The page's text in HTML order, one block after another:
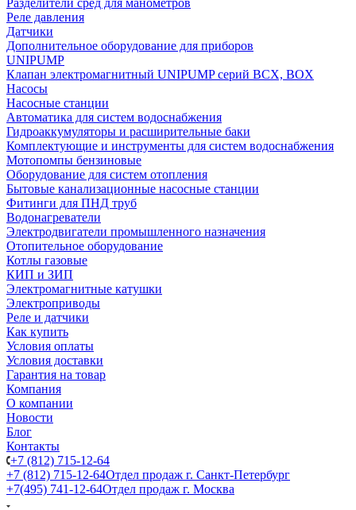
Разделители сред для манометров
Реле давления
Датчики
Дополнительное оборудование для приборов
UNIPUMP
Клапан электромагнитный UNIPUMP серий BCX, BOX
Насосы
Насосные станции
Автоматика для систем водоснабжения
Гидроаккумуляторы и расширительные баки
Комплектующие и инструменты для систем водоснабжения
Мотопомпы бензиновые
Оборудование для систем отопления
Бытовые канализационные насосные станции
Фитинги для ПНД труб
Водонагреватели
Электродвигатели промышленного назначения
Отопительное оборудование
Котлы газовые
КИП и ЗИП
Электромагнитные катушки
Электроприводы
Реле и датчики
Как купить
Условия оплаты
Условия доставки
Гарантия на товар
Компания
О компании
Новости
Блог
Контакты
+7 (812) 715-12-64
+7 (812) 715-12-64Отдел продаж г. Санкт-Петербург
+7(495) 741-12-64Отдел продаж г. Москва